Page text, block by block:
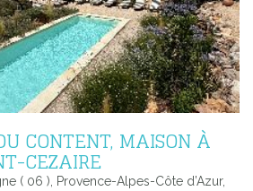
CONTENT, MAISON À
CEZAIRE
( 06 ), Provence-Alpes-Côte d’Azur,